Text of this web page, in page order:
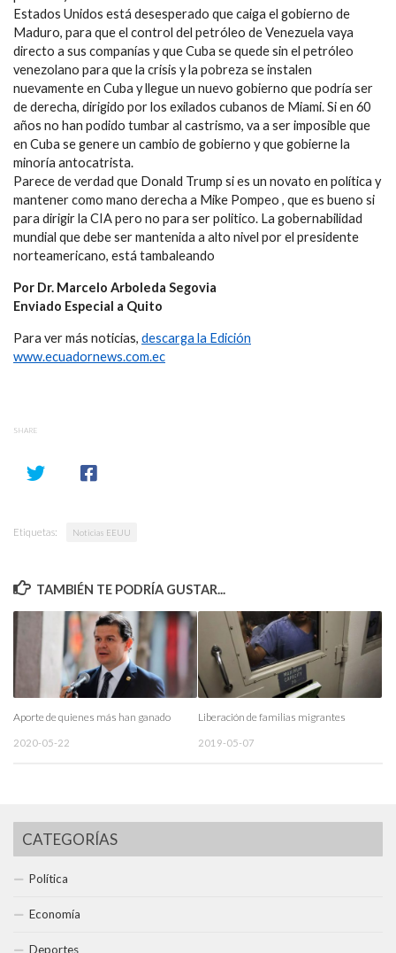
Estados Unidos está desesperado que caiga el gobierno de
Maduro, para que el control del petróleo de Venezuela vaya
directo a sus companías y que Cuba se quede sin el petróleo
venezolano para que la crisis y la pobreza se instalen
nuevamente en Cuba y llegue un nuevo gobierno que podría ser
de derecha, dirigido por los exilados cubanos de Miami. Si en 60
años no han podido tumbar al castrismo, va a ser imposible que
en Cuba se genere un cambio de gobierno y que gobierne la
minoría antocatrista.
Parece de verdad que Donald Trump si es un novato en política y
mantener como mano derecha a Mike Pompeo , que es bueno si
para dirigir la CIA pero no para ser politico. La gobernabilidad
mundial que debe ser mantenida a alto nivel por el presidente
norteamericano, está tambaleando
Por Dr. Marcelo Arboleda Segovia
Enviado Especial a Quito
Para ver más noticias, descarga la Edición
www.ecuadornews.com.ec
SHARE
Etiquetas: Noticias EEUU
TAMBIÉN TE PODRÍA GUSTAR...
Aporte de quienes más han ganado
2020-05-22
Liberación de familias migrantes
2019-05-07
CATEGORÍAS
Política
Economía
Deportes